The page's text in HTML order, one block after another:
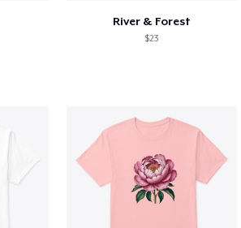
River & Forest
$23